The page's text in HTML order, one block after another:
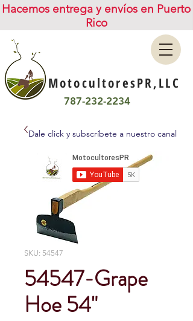
Hacemos entrega y envíos en Puerto
Rico
MotocultoresPR,LLC
787-232-2234
Dale click y subscríbete a nuestro canal
SKU: 54547
54547-Grape
Hoe 54"